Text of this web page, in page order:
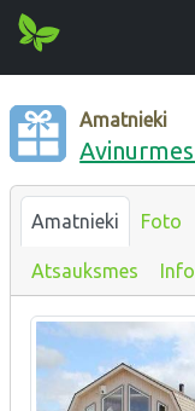
Amatnieki
Amatnieki Foto
Atsauksmes Info